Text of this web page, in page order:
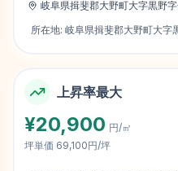
岐阜県揖斐郡大野町大字黒野
所在地: 岐阜県揖斐郡大野町大字
上昇率最大
¥20,900 円/㎡
坪単価 69,100円/坪